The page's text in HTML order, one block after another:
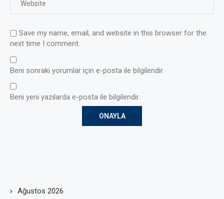
Save my name, email, and website in this browser for the
next time I comment.
Beni sonraki yorumlar için e-posta ile bilgilendir.
Beni yeni yazılarda e-posta ile bilgilendir.
Ağustos 2026